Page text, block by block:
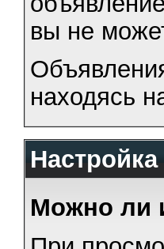
вы не
находясь
Можно ли